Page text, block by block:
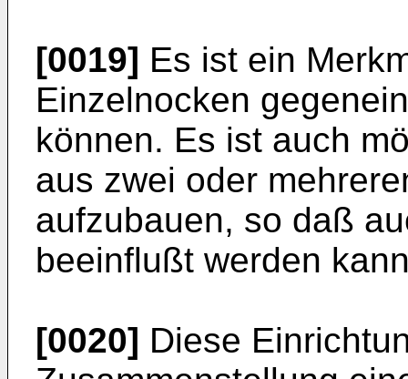
[0019] Es ist ein
Einzelnocken
können. Es ist auch
aus zwei oder
aufzubauen, so daß
beeinflußt werden
[0020] Diese